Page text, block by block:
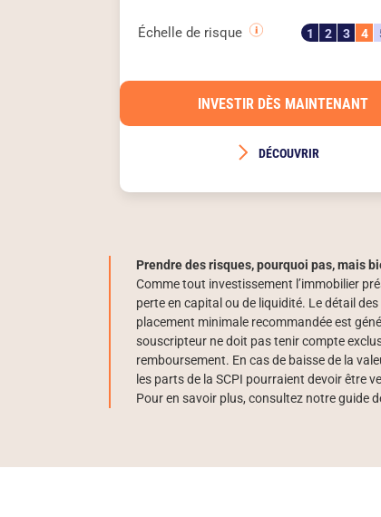
Échelle de risque 1 2 3 4
INVESTIR DÈS MAINTENANT
DÉCOUVRIR
Prendre des risques, pourquoi pas, mais
Comme tout investissement l’immobilier
perte en capital ou de liquidité. Le détail
placement minimale recommandée est
souscripteur ne doit pas tenir compte
remboursement. En cas de baisse de la
les parts de la SCPI pourraient devoir être
Pour en savoir plus, consultez notre guide